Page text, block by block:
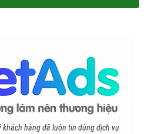
khách hàng đã luôn tin dùng dịch vụ